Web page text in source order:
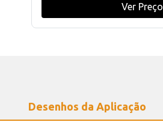
Ver Preço
Desenhos da Aplicação